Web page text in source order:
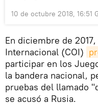
10 de octubre 2018, 16:51
En diciembre de
Internacional (COI)
participar en los
la bandera nacional,
pruebas del llamado
se acusó a Rusia.